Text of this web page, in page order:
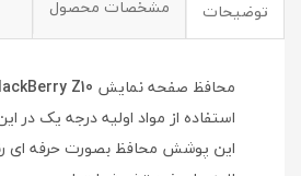
توضیحات مشخصات محصول
محافظ صفحه نمایش Z10
استفاده از مواد اولیه درجه یک
این پوشش محافظ بصورت حرفه ای